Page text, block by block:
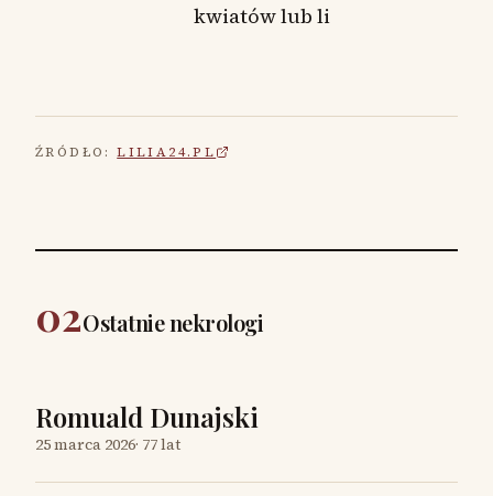
kwiatów lub li
ŹRÓDŁO: LILIA24.PL
02Ostatnie nekrologi
Romuald Dunajski
25 marca 2026· 77 lat